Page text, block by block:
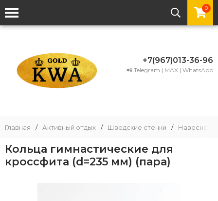
0
+7(967)013-36-96
📲 Telegram | MAX | WhatsApp
Главная / Активный отдых / Шведские стенки / Навесное
Кольца гимнастические для
кроссфита (d=235 мм) (пара)